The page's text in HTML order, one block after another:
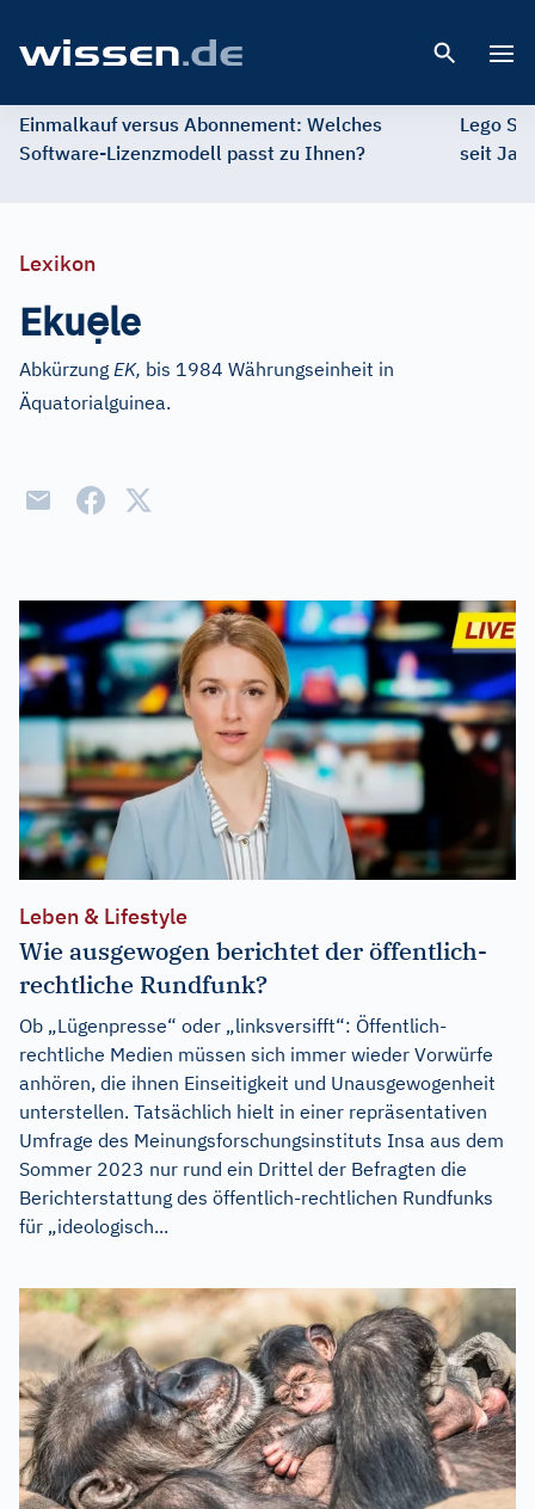
Einmalkauf versus Abonnement: Welches
Software-Lizenzmodell passt zu Ihnen?
Lego
seit
Lexikon
Ekuẹle
Abkürzung EK, bis 1984 Währungseinheit in
Äquatorialguinea.
Leben & Lifestyle
Wie ausgewogen berichtet der öffentlich-
rechtliche Rundfunk?
Ob „Lügenpresse“ oder „linksversifft“: Öffentlich-
rechtliche Medien müssen sich immer wieder Vorwürfe
anhören, die ihnen Einseitigkeit und Unausgewogenheit
unterstellen. Tatsächlich hielt in einer repräsentativen
Umfrage des Meinungsforschungsinstituts Insa aus dem
Sommer 2023 nur rund ein Drittel der Befragten die
Berichterstattung des öffentlich-rechtlichen Rundfunks
für „ideologisch...